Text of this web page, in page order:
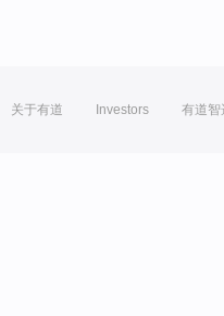
关于有道 Investors 有道智